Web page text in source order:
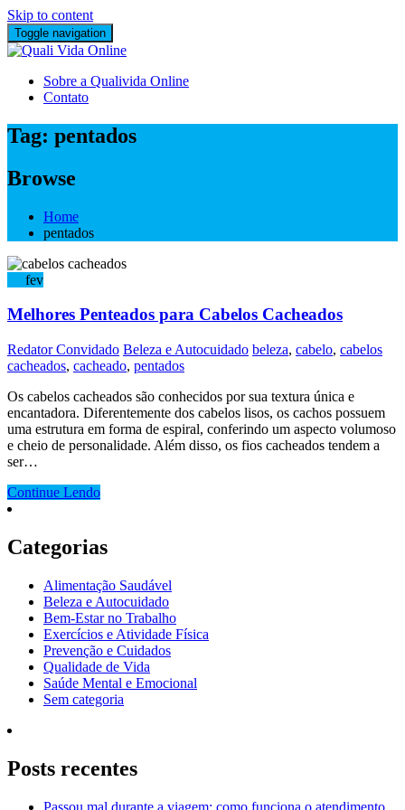
Skip to content
Toggle navigation
Sobre a Qualivida Online
Contato
Tag: pentados
Browse
Home
pentados
fev
Melhores Penteados para Cabelos Cacheados
Redator Convidado Beleza e Autocuidado beleza, cabelo, cabelos
cacheados, cacheado, pentados
Os cabelos cacheados são conhecidos por sua textura única e
encantadora. Diferentemente dos cabelos lisos, os cachos possuem
uma estrutura em forma de espiral, conferindo um aspecto volumoso
e cheio de personalidade. Além disso, os fios cacheados tendem a
ser…
Continue Lendo
Categorias
Alimentação Saudável
Beleza e Autocuidado
Bem-Estar no Trabalho
Exercícios e Atividade Física
Prevenção e Cuidados
Qualidade de Vida
Saúde Mental e Emocional
Sem categoria
Posts recentes
Passou mal durante a viagem: como funciona o atendimento